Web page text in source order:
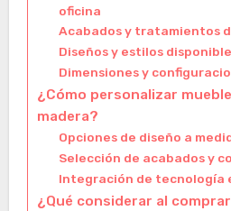
oficina
Acabados y tratamientos
Diseños y estilos
Dimensiones y
¿Cómo personalizar
madera?
Opciones de diseño a
Selección de acabados y
Integración de tecnología
¿Qué considerar al